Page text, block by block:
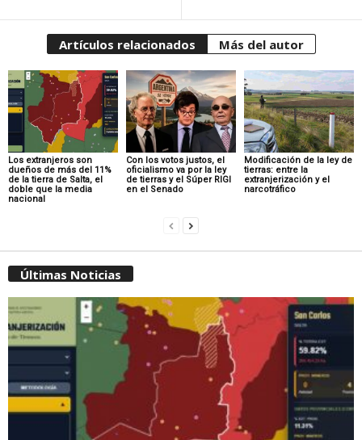
Artículos relacionados Más del autor
Los extranjeros son
dueños de más del 11%
de la tierra de Salta, el
doble que la media
nacional
Con los votos justos, el
oficialismo va por la ley
de tierras y el Súper RIGI
en el Senado
Modificación de la ley de
tierras: entre la
extranjerización y el
narcotráfico
Últimas Noticias